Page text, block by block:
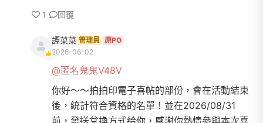
1 回覆
譚菜菜 管理員
原PO
2026-06-02
@匿名鬼鬼V48V
你好～～拍拍印電子喜帖的部份，會在活動結束
後，統計符合資格的名單！並在2026/08/31
前，發送兌換方式給你，感謝你熱情參與本次喜